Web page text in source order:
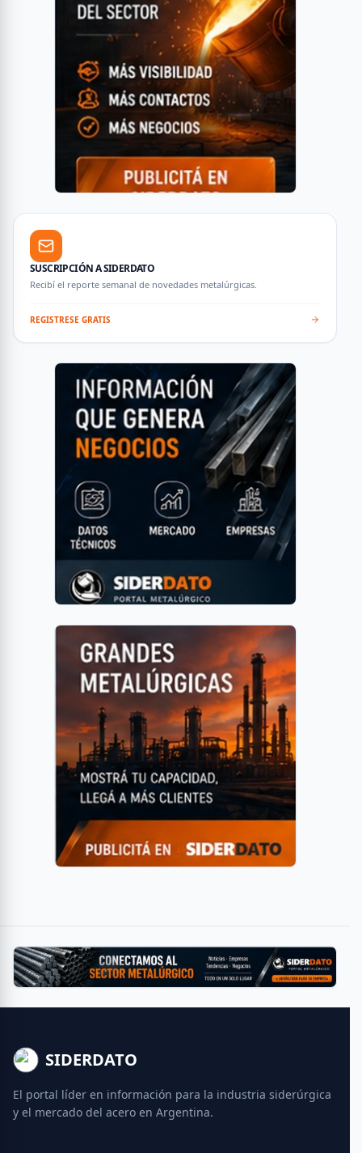
SUSCRIPCIÓN A SIDERDATO
Recibí el reporte semanal de novedades metalúrgicas.
REGISTRESE GRATIS
SIDERDATO
El portal líder en información para la industria siderúrgica
y el mercado del acero en Argentina.